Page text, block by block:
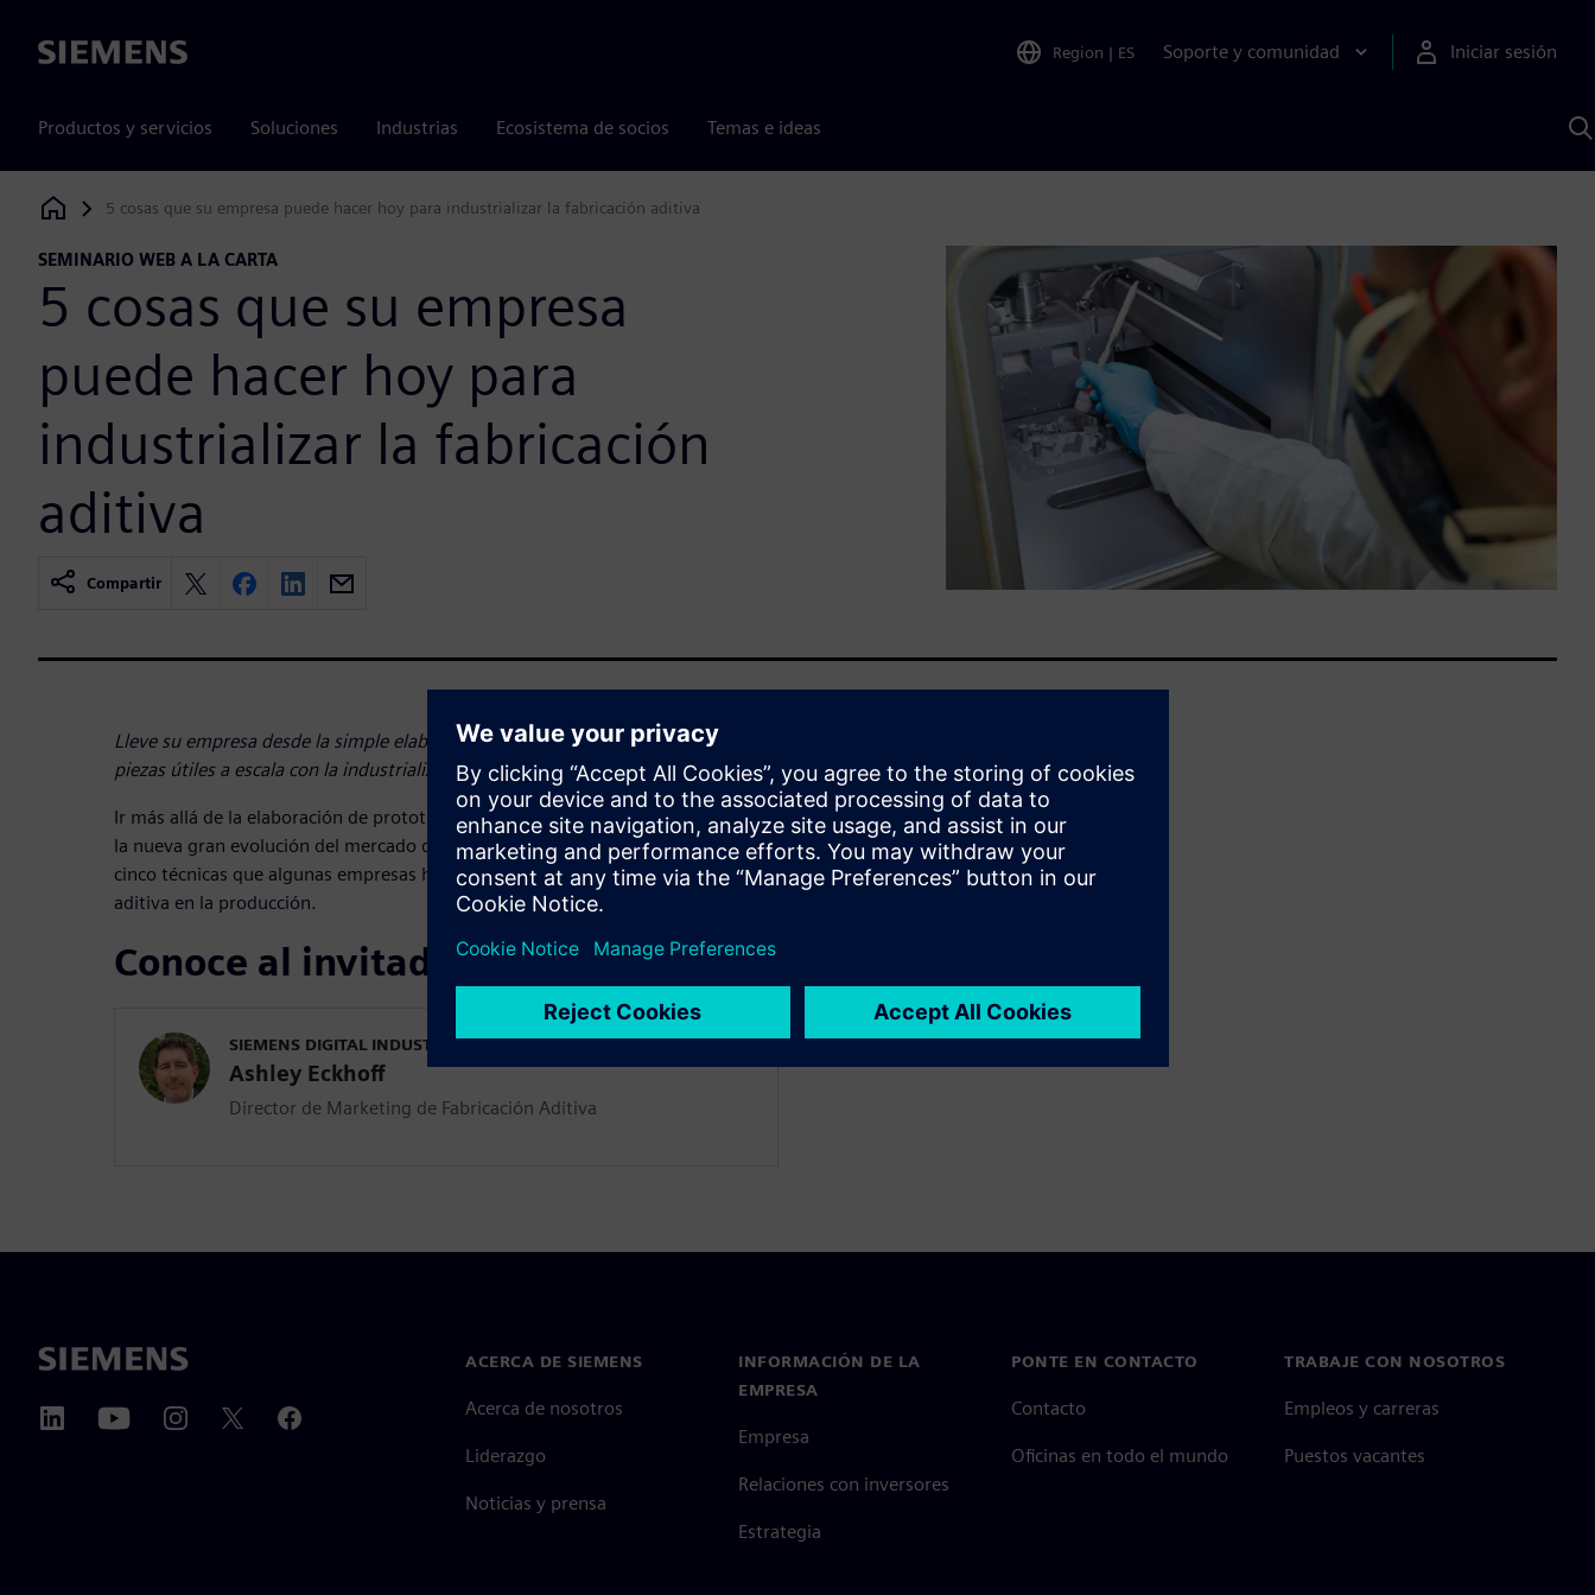
Siemens Region | ES Soporte y comunidad Iniciar sesión
Productos y servicios Soluciones Industrias Ecosistema de socios Temas e ideas
Siemens Digital Industries Software
5 cosas que su empresa puede hacer hoy para industrializar la fabricación aditiva
SEMINARIO WEB A LA CARTA
5 cosas que su empresa
puede hacer hoy para
industrializar la fabricación
aditiva
Compartir
Lleve su empresa desde la simple elaboración de prototipos a diseñar e imprimir
piezas útiles a escala con la industrialización de la fabricación aditiva.
Ir más allá de la elaboración de prototipos a la producción industrializada real es
la nueva gran evolución del mercado de fabricación aditiva. Este webinar tratará
cinco técnicas que algunas empresas han usado para fomentar la fabricación
aditiva en la producción.
Conoce al invitado
SIEMENS DIGITAL INDUSTRIES SOFTWARE
Ashley Eckhoff
Director de Marketing de Fabricación Aditiva
ACERCA DE SIEMENS
Acerca de nosotros
Liderazgo
Noticias y prensa
INFORMACIÓN DE LA
EMPRESA
Empresa
Relaciones con inversores
Estrategia
PONTE EN CONTACTO
Contacto
Oficinas en todo el mundo
TRABAJE CON NOSOTROS
Empleos y carreras
Puestos vacantes